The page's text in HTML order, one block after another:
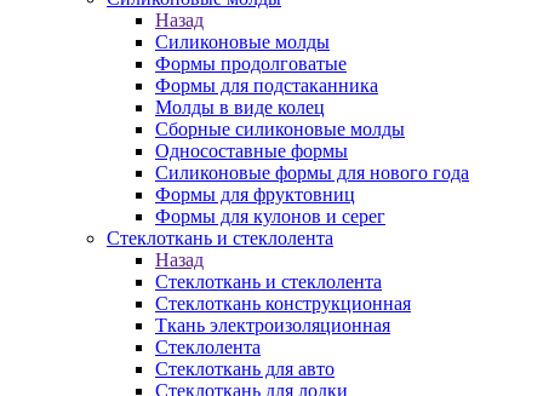
Назад
Силиконовые молды
Формы продолговатые
Формы для подстаканника
Молды в виде колец
Сборные силиконовые молды
Односоставные формы
Силиконовые формы для нового года
Формы для фруктовниц
Формы для кулонов и серег
Стеклоткань и стеклолента
Назад
Стеклоткань и стеклолента
Стеклоткань конструкционная
Ткань электроизоляционная
Стеклолента
Стеклоткань для авто
Стеклоткань для лодки